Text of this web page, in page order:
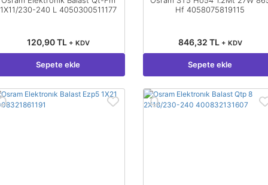
1X11/230-240 L 4050300511177
120,90 TL + KDV
Sepete ekle
Hf 4058075819115
846,32 TL + KDV
Sepete ekle